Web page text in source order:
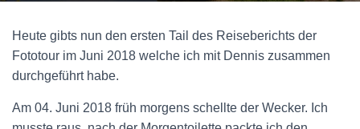
Heute gibts nun den ersten Tail des Reiseberichts der
Fototour im Juni 2018 welche ich mit Dennis zusammen
durchgeführt habe.
Am 04. Juni 2018 früh morgens schellte der Wecker. Ich